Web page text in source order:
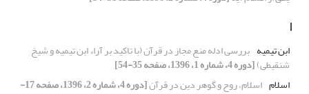
ا
ابن تیمیه بررسی ادله منع مجاز در قرآن (با تاکید بر آراء ابن تیمیه و شیخ
شنقیطی)[دوره 4، شماره 1، 1396، صفحه 35-54]
اسلام اسلام، روح و گوهر دین در قرآن [دوره 4، شماره 2، 1396، صفحه 17-